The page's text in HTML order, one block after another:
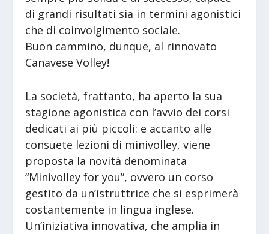
di grandi risultati sia in termini agonistici
che di coinvolgimento sociale.
Buon cammino, dunque, al rinnovato
Canavese Volley!
La società, frattanto, ha aperto la sua
stagione agonistica con l’avvio dei corsi
dedicati ai più piccoli: e accanto alle
consuete lezioni di minivolley, viene
proposta la novità denominata
“Minivolley for you”, ovvero un corso
gestito da un’istruttrice che si esprimerà
costantemente in lingua inglese.
Un’iniziativa innovativa, che amplia in